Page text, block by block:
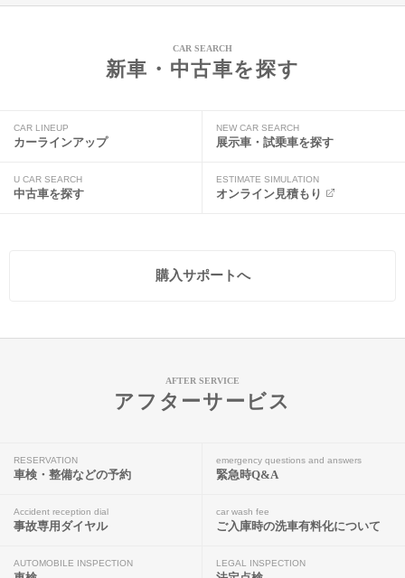
CAR SEARCH
新車・中古車を探す
CAR LINEUP
カーラインアップ
NEW CAR SEARCH
展示車・試乗車を探す
U CAR SEARCH
中古車を探す
ESTIMATE SIMULATION
オンライン見積もり
購入サポートへ
AFTER SERVICE
アフターサービス
RESERVATION
車検・整備などの予約
emergency questions and answers
緊急時Q&A
Accident reception dial
事故専用ダイヤル
car wash fee
ご入庫時の洗車有料化について
AUTOMOBILE INSPECTION LEGAL INSPECTION